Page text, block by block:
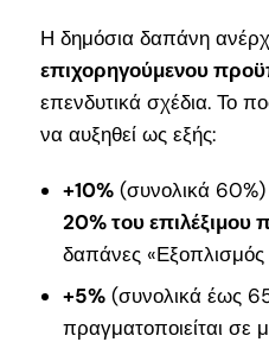
Η δημόσια δαπάνη
επιχορηγούμενου
επενδυτικά σχέδια. Το
να αυξηθεί ως εξής:
+10% (συνολικά 60%)
20% του
δαπάνες «Εξοπλισμός
+5% (συνολικά έως
πραγματοποιείται σε